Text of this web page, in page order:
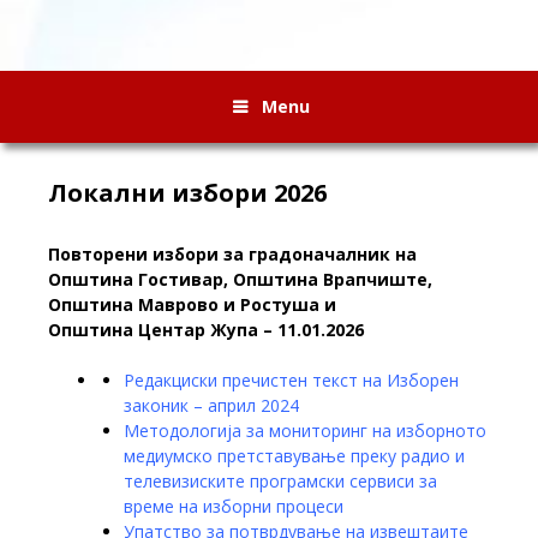
Menu
Локални избори 2026
Повторени избори за градоначалник на
Општина Гостивар, Општина Врапчиште,
Општина Маврово и Ростуша и
Општина Центар Жупа – 11.01.2026
Редакциски пречистен текст на Изборен
законик – април 2024
Методологија за мониторинг на изборното
медиумско претставување преку радио и
телевизиските програмски сервиси за
време на изборни процеси
Упатство за потврдување на извештаите